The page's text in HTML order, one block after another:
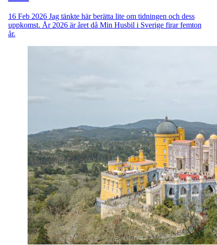
16 Feb 2026 Jag tänkte här berätta lite om tidningen och dess
uppkomst. År 2026 är året då Min Husbil i Sverige firar femton
år.